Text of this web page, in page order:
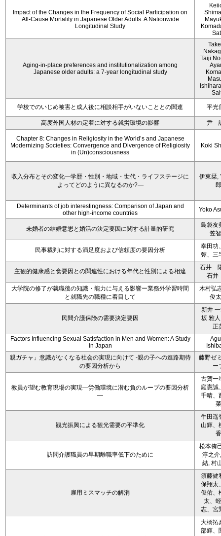
Impact of the Changes in the Frequency of Social Participation on
All-Cause Mortality in Japanese Older Adults: A Nationwide
Longitudinal Study
Aging-in-place preferences and institutionalization among
Japanese older adults: a 7-year longitudinal study
Taiji
学校でのいじめ被害と成人後に相談相手がいないこととの関連 平光
高度外国人材の定着に対する就労環境の影響 尹
Chapter 8: Changes in Religiosity in the World’s and Japanese
Modernizing Societies: Convergence and Divergence of Religiosity
in (Un)consciousness
Koki
収入分布とその変化―学歴・性別・地域・世代・ライフステージに
よってどのように異なるのか?―
伊東栞,
郎
Determinants of job interestingness: Comparison of Japan and
other high-income countries
Yoko
未婚者の結婚意思と婚活の決定要因に関する計量的研究
島袋友
笠
民事裁判に対する満足度および信頼度の要因分析
幸田功
弥、三
主観的健康感と食要因との関連性における年代と性別による相違
石井
石
大学院の修了が就職後の知識・能力に与える影響ー業務外学習時間
と就職先の職種に着目して
木村弘
俊
民間介護保険の需要決定要因
新井
坂 雅
正
Factors Influencing Sexual Satisfaction in Men and Women: A Study
in Japan
親ガチャ」意識がなくなる社会の実現に向けて -親の子への進路期待
の要因分析から
藤野ゼ
ー
教員が望む教育現場の実現―労働環境に潜む負のループの要因分析
―
古賀一
庭憲誠
千晴、
菜
観光振興による観光需要の平準化
牛田遥
山輝、
香
訪問介護職員の早期離職率低下のために
松本侑
淳之介
結, 村
雇用ミスマッチの解消
須藤健
保翔太
俊佑、
太、
志、宮
大橋拓
部輝、